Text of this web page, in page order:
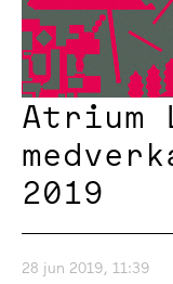
Atrium
2019
28 jun 2019, 11:39